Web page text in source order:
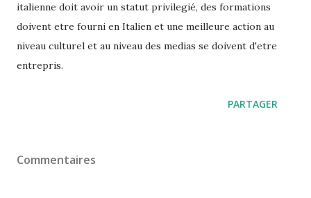
italienne doit avoir un statut privilegié, des formations
doivent etre fourni en Italien et une meilleure action au
niveau culturel et au niveau des medias se doivent d'etre
entrepris.
PARTAGER
Commentaires